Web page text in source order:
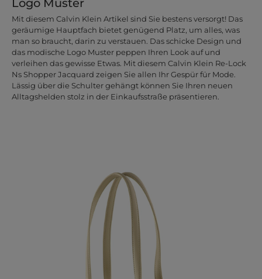
Logo Muster
Mit diesem Calvin Klein Artikel sind Sie bestens versorgt! Das
geräumige Hauptfach bietet genügend Platz, um alles, was
man so braucht, darin zu verstauen. Das schicke Design und
das modische Logo Muster peppen Ihren Look auf und
verleihen das gewisse Etwas. Mit diesem Calvin Klein Re-Lock
Ns Shopper Jacquard zeigen Sie allen Ihr Gespür für Mode.
Lässig über die Schulter gehängt können Sie Ihren neuen
Alltagshelden stolz in der Einkaufsstraße präsentieren.